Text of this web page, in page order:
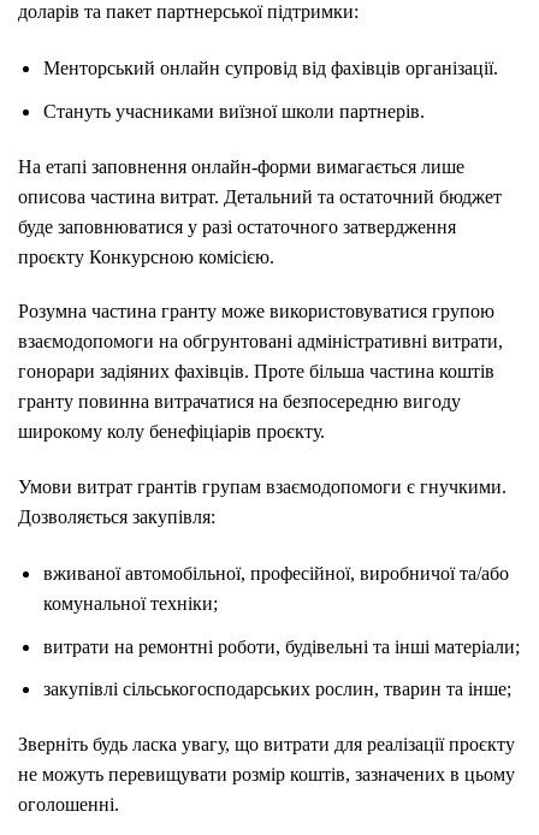
доларів та пакет партнерської підтримки:
Менторський онлайн супровід від фахівців організації.
Стануть учасниками виїзної школи партнерів.
На етапі заповнення онлайн-форми вимагається лише
описова частина витрат. Детальний та остаточний бюджет
буде заповнюватися у разі остаточного затвердження
проєкту Конкурсною комісією.
Розумна частина гранту може використовуватися групою
взаємодопомоги на обгрунтовані адміністративні витрати,
гонорари задіяних фахівців. Проте більша частина коштів
гранту повинна витрачатися на безпосередню вигоду
широкому колу бенефіціарів проєкту.
Умови витрат грантів групам взаємодопомоги є гнучкими.
Дозволяється закупівля:
вживаної автомобільної, професійної, виробничої та/або
комунальної техніки;
витрати на ремонтні роботи, будівельні та інші матеріали;
закупівлі сільськогосподарських рослин, тварин та інше;
Зверніть будь ласка увагу, що витрати для реалізації проєкту
не можуть перевищувати розмір коштів, зазначених в цьому
оголошенні.